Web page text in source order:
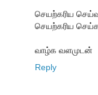
செயற்கரிய
செயற்கரிய
வாழ்க வளமுடன்
Reply